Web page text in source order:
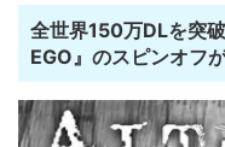
全世界150万DLを突
EGO』のスピンオフ